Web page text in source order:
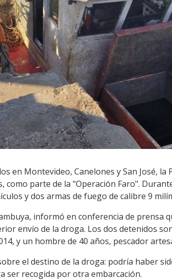
en Montevideo, Canelones y San José, la
como parte de la "Operación Faro".
y dos armas de fuego de calibre 9
informó en conferencia de prensa
envío de la droga. Los dos detenidos
y un hombre de 40 años, pescador
el destino de la droga: podría haber
ser recogida por otra embarcación.